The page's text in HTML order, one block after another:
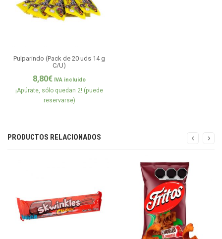
Pulparindo (Pack de 20 uds 14 g
C/U)
8,80€ IVA incluido
¡Apúrate, sólo quedan 2! (puede
reservarse)
PRODUCTOS RELACIONADOS